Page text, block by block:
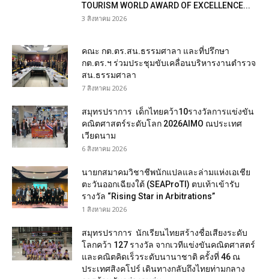
TOURISM WORLD AWARD OF EXCELLENCE...
3 สิงหาคม 2026
คณะ กต.ตร.สน.ธรรมศาลา และที่ปรึกษา
กต.ตร.ฯ ร่วมประชุมขับเคลื่อนบริหารงานตำรวจ
สน.ธรรมศาลา
7 สิงหาคม 2026
สมุทรปราการ เด็กไทยคว้า10รางวัลการแข่งขัน
คณิตศาสตร์ระดับโลก 2026AIMO ณประเทศ
เวียดนาม
6 สิงหาคม 2026
นายกสมาคมวิชาชีพนักแปลและล่ามแห่งเอเชีย
ตะวันออกเฉียงใต้ (SEAProTI) ตบเท้าเข้ารับ
รางวัล “Rising Star in Arbitrations”
1 สิงหาคม 2026
สมุทรปราการ นักเรียนไทยสร้างชื่อเสียงระดับ
โลกคว้า 127 รางวัล จากเวทีแข่งขันคณิตศาสตร์
และคณิตคิดเร็วระดับนานาชาติ ครั้งที่ 46 ณ
ประเทศสิงคโปร์ เดินทางกลับถึงไทยท่ามกลาง